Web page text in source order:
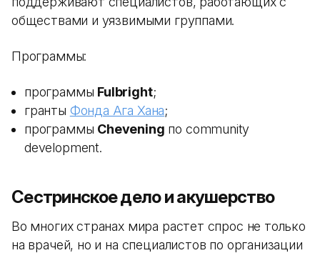
обществами и уязвимыми группами.
Программы:
программы Fulbright;
гранты Фонда Ага Хана;
программы Chevening по community
development.
Сестринское дело и акушерство
Во многих странах мира растет спрос не только
на врачей, но и на специалистов по организации